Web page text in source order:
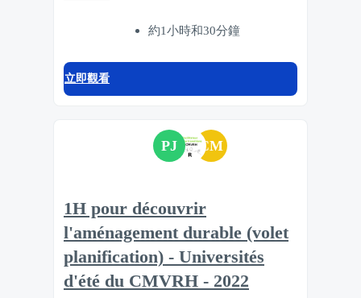
約1小時和30分鐘
立即觀看
PJ CM
1H pour découvrir
l'aménagement durable (volet
planification) - Universités
d'été du CMVRH - 2022